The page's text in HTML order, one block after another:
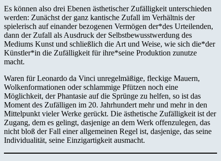
Es können also drei Ebenen ästhetischer Zufälligkeit unterschieden
werden: Zunächst der ganz kantische Zufall im Verhältnis der
spielerisch auf einander bezogenen Vermögen der*des Urteilenden,
dann der Zufall als Ausdruck der Selbstbewusstwerdung des
Mediums Kunst und schließlich die Art und Weise, wie sich die*der
Künstler*in die Zufälligkeit für ihre*seine Produktion zunutze
macht.
Waren für Leonardo da Vinci unregelmäßige, fleckige Mauern,
Wolkenformationen oder schlammige Pfützen noch eine
Möglichkeit, der Phantasie auf die Sprünge zu helfen, so ist das
Moment des Zufälligen im 20. Jahrhundert mehr und mehr in den
Mittelpunkt vieler Werke gerückt. Die ästhetische Zufälligkeit ist der
Zugang, dem es gelingt, dasjenige an dem Werk offenzulegen, das
nicht bloß der Fall einer allgemeinen Regel ist, dasjenige, das seine
Individualität, seine Einzigartigkeit ausmacht.